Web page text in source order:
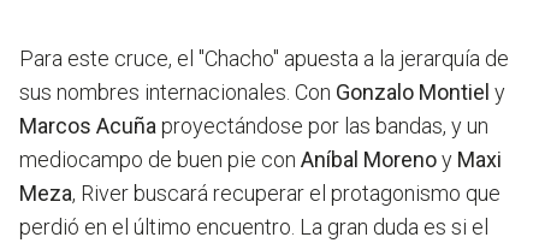
Para este cruce, el "Chacho" apuesta a la jerarquía de
sus nombres internacionales. Con Gonzalo Montiel y
Marcos Acuña proyectándose por las bandas, y un
mediocampo de buen pie con Aníbal Morenoy Maxi
Meza, River buscará recuperar el protagonismo que
perdió en el último encuentro. La gran duda es si el